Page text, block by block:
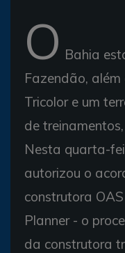
O Bahia
Fazendão,
Tricolor e um
de
Nesta quarta-
autorizou o
construtora
Planner - o
da construtora